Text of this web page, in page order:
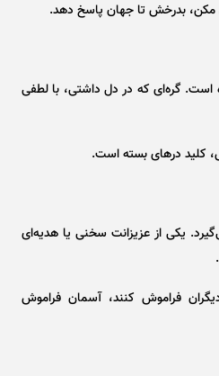
مکن، بدرخش تا جهان پاسخ دهد.
است. گره‌ای که در دل داشتی، با لطفی
کلید در‌های بسته است.
یکی از عزیزانت سخنی یا هدیه‌ای
فراموش کنند، آسمان فراموش